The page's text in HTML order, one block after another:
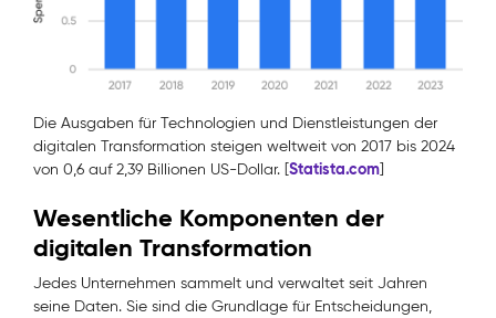
Die Ausgaben für Technologien und Dienstleistungen der
digitalen Transformation steigen weltweit von 2017 bis 2024
von 0,6 auf 2,39 Billionen US-Dollar. [Statista.com]
Wesentliche Komponenten der
digitalen Transformation
Jedes Unternehmen sammelt und verwaltet seit Jahren
seine Daten. Sie sind die Grundlage für Entscheidungen,